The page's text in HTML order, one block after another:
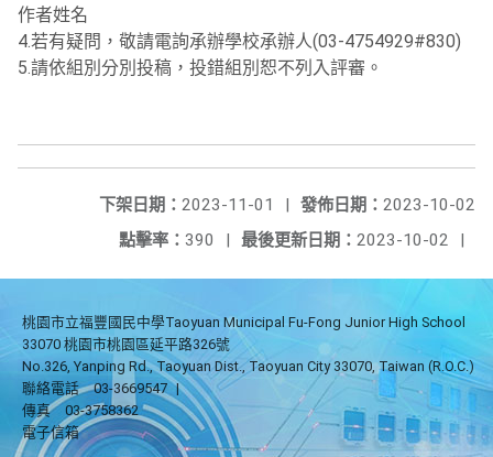
作者姓名
4.若有疑問，敬請電詢承辦學校承辦人(03-4754929#830)
5.請依組別分別投稿，投錯組別恕不列入評審。
發佈日期： 2023-10-02
下架日期： 2023-11-01
|
最後更新日期： 2023-10-02 |
點擊率： 390 |
桃園市立福豐國民中學Taoyuan Municipal Fu-Fong Junior High School
33070 桃園市桃園區延平路326號
No.326, Yanping Rd., Taoyuan Dist., Taoyuan City 33070, Taiwan (R.O.C.)
聯絡電話
03-3669547 |
傳真
03-3758362
電子信箱